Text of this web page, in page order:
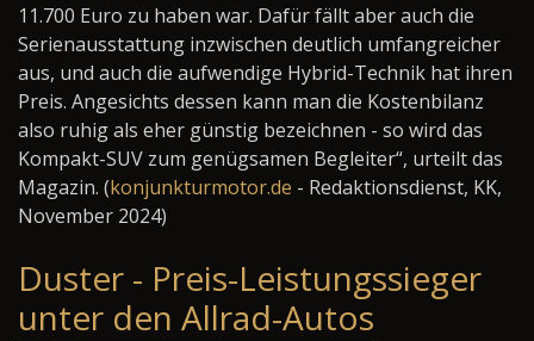
11.700 Euro zu haben war. Dafür fällt aber auch die
Serienausstattung inzwischen deutlich umfangreicher
aus, und auch die aufwendige Hybrid-Technik hat ihren
Preis. Angesichts dessen kann man die Kostenbilanz
also ruhig als eher günstig bezeichnen - so wird das
Kompakt-SUV zum genügsamen Begleiter“, urteilt das
Magazin. (konjunkturmotor.de - Redaktionsdienst, KK,
November 2024)
Duster - Preis-Leistungssieger
unter den Allrad-Autos